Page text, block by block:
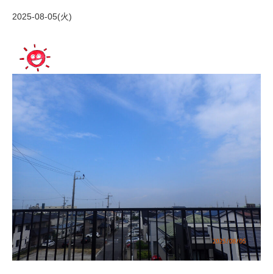
2025-08-05(火)